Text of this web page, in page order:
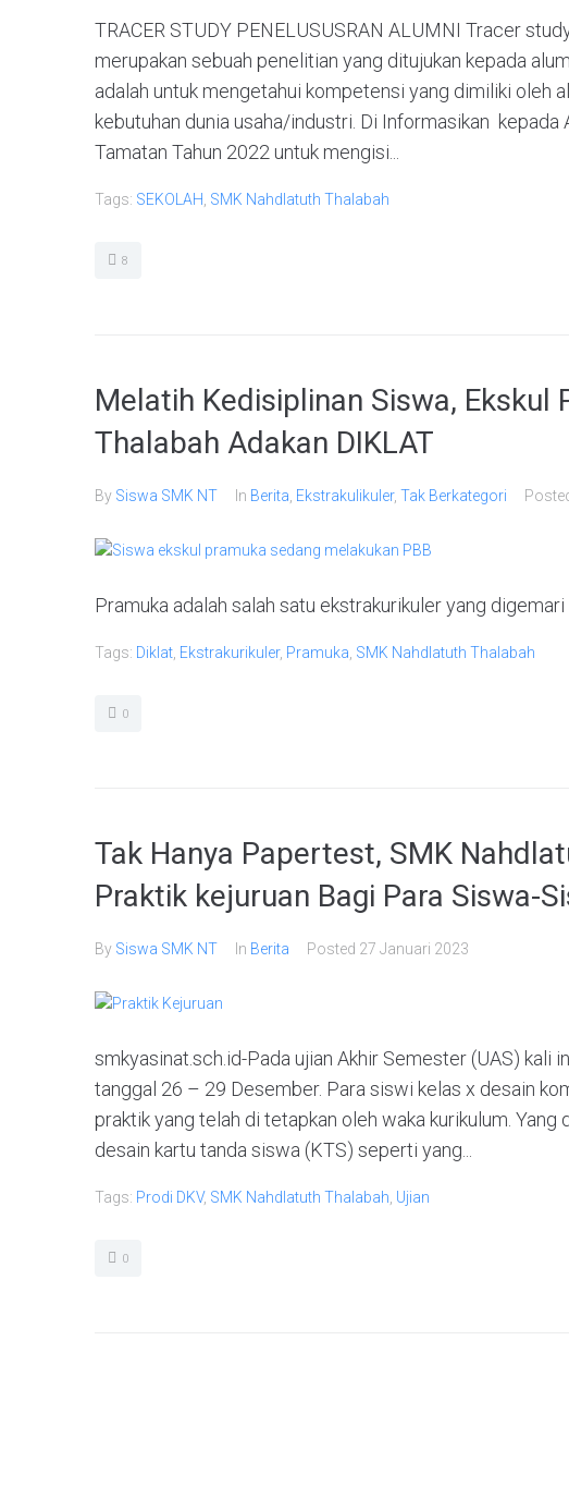
TRACER STUDY PENELUSUSRAN ALUMNI Tracer
merupakan sebuah penelitian yang ditujukan kepada
adalah untuk mengetahui kompetensi yang dimiliki oleh
kebutuhan dunia usaha/industri. Di Informasikan
Tamatan Tahun 2022 untuk mengisi...
Tags: SEKOLAH SMK Nahdlatuth Thalabah
8
Melatih Kedisiplinan Siswa, Ekskul
Thalabah Adakan DIKLAT
By Siswa SMK NT In Berita Ekstrakulikuler, Tak Berkategori
Pramuka adalah salah satu ekstrakurikuler yang
Tags: Diklat Ekstrakurikuler, Pramuka SMK Nahdlatuth Thalabah
0
Tak Hanya Papertest, SMK
Praktik kejuruan Bagi Para Siswa-
By Siswa SMK NT In Berita Posted 27 Januari 2023
smkyasinat.sch.id-Pada ujian Akhir Semester (UAS) kali
tanggal 26 – 29 Desember. Para siswi kelas x desain
praktik yang telah di tetapkan oleh waka kurikulum.
desain kartu tanda siswa (KTS) seperti yang...
Tags: Prodi DKV, SMK Nahdlatuth Thalabah Ujian
0